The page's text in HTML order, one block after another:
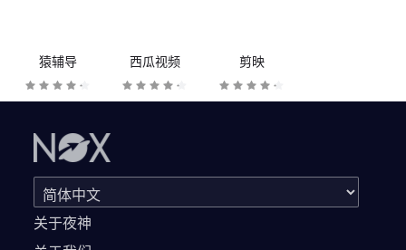
猿辅导 西瓜视频 剪映
关于夜神